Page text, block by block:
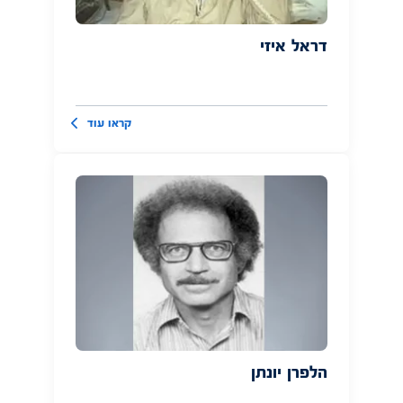
דראל איזי
קראו עוד
הלפרן יונתן